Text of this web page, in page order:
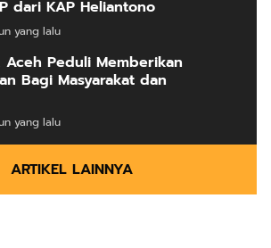
dari KAP Heliantono
yang lalu
Peduli Memberikan
Bagi Masyarakat dan
yang lalu
ARTIKEL LAINNYA